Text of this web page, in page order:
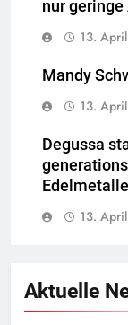
nur
13.
Mandy
13.
Degussa
Edelmetalle
13.
Aktuelle